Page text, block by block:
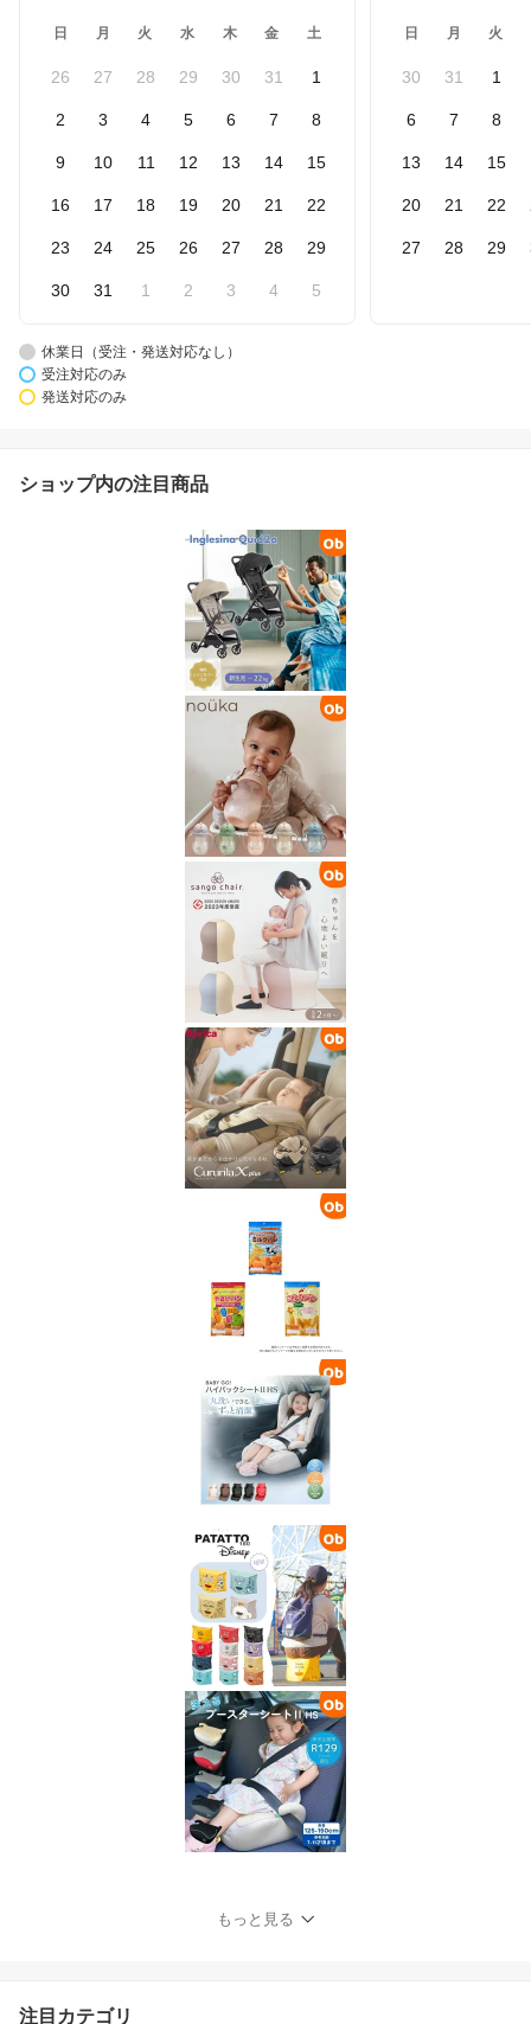
日 月 火 水 木 金 土
26 27 28 29 30 31 1
2 3 4 5 6 7 8
9 10 11 12 13 14 15
16 17 18 19 20 21 22
23 24 25 26 27 28 29
30 31 1 2 3 4 5
日 月 火
30 31 1
6 7 8
13 14 15
20 21 22
27 28 29
休業日（受注・発送対応なし）
受注対応のみ
発送対応のみ
ショップ内の注目商品
もっと見る
注目カテゴリ